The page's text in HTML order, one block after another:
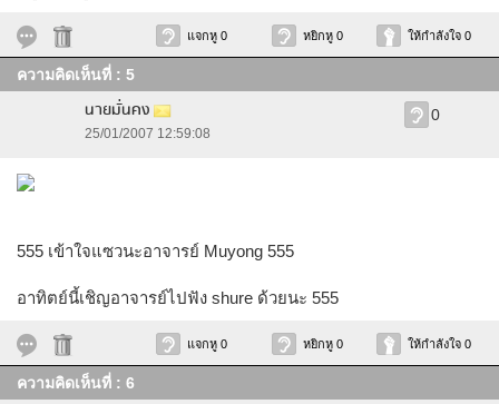
แจกหู 0 หยิกหู 0 ให้กำลังใจ 0
ความคิดเห็นที่ : 5
นายมั่นคง
25/01/2007 12:59:08
0
555 เข้าใจแซวนะอาจารย์ Muyong 555
อาทิตย์นี้เชิญอาจารย์ไปฟัง shure ด้วยนะ 555
แจกหู 0 หยิกหู 0 ให้กำลังใจ 0
ความคิดเห็นที่ : 6